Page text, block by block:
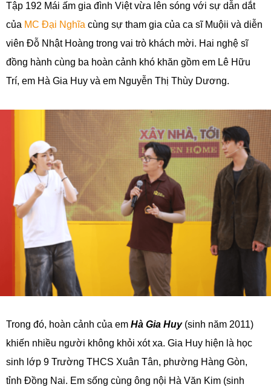
Tập 192 Mái ấm gia đình Việt vừa lên sóng với sự dẫn dắt
của MC Đại Nghĩa cùng sự tham gia của ca sĩ Muộii và diễn
viên Đỗ Nhật Hoàng trong vai trò khách mời. Hai nghệ sĩ
đồng hành cùng ba hoàn cảnh khó khăn gồm em Lê Hữu
Trí, em Hà Gia Huy và em Nguyễn Thị Thùy Dương.
Trong đó, hoàn cảnh của em Hà Gia Huy(sinh năm 2011)
khiến nhiều người không khỏi xót xa. Gia Huy hiện là học
sinh lớp 9 Trường THCS Xuân Tân, phường Hàng Gòn,
tỉnh Đồng Nai. Em sống cùng ông nội Hà Văn Kim (sinh